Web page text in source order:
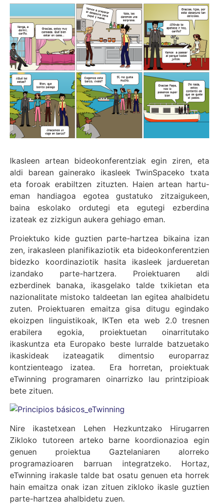
Ikasleen artean bideokonferentziak egin ziren, eta
aldi barean gainerako ikasleek TwinSpaceko txata
eta foroak erabiltzen zituzten. Haien artean hartu-
eman handiagoa egotea gustatuko zitzaigukeen,
baina eskolako ordutegi eta egutegi ezberdina
izateak ez zizkigun aukera gehiago eman.
Proiektuko kide guztien parte-hartzea bikaina izan
zen, irakasleen planifikaziotik eta bideokonferentzien
bidezko koordinaziotik hasita ikasleek jardueretan
izandako parte-hartzera. Proiektuaren aldi
ezberdinek banaka, ikasgelako talde txikietan eta
nazionalitate mistoko taldeetan lan egitea ahalbidetu
zuten. Proiektuaren emaitza gisa ditugu egindako
ekoizpen linguistikoak, IKTen eta web 2.0 tresnen
erabilera egokia, proiektuetan oinarritutako
ikaskuntza eta Europako beste lurralde batzuetako
ikaskideak izateagatik dimentsio europarraz
kontzienteago izatea. Era horretan, proiektuak
eTwinning programaren oinarrizko lau printzipioak
bete zituen.
Nire ikastetxean Lehen Hezkuntzako Hirugarren
Zikloko tutoreen arteko barne koordionazioa egin
genuen proiektua Gaztelaniaren alorreko
programazioaren barruan integratzeko. Hortaz,
eTwinning irakasle talde bat osatu genuen eta horrek
hain emaitza onak izan zituen zikloko ikasle guztien
parte-hartzea ahalbidetu zuen.